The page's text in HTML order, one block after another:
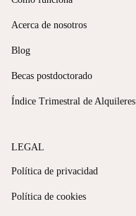
Acerca de nosotros
Blog
Becas postdoctorado
Índice Trimestral de Alquileres
LEGAL
Política de privacidad
Política de cookies